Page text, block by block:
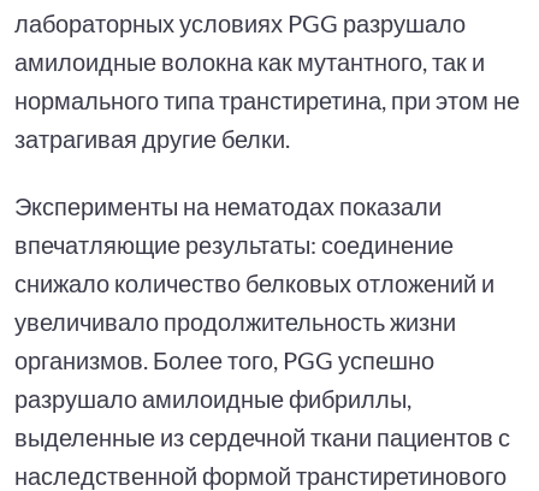
лабораторных условиях PGG разрушало
амилоидные волокна как мутантного, так и
нормального типа транстиретина, при этом не
затрагивая другие белки.
Эксперименты на нематодах показали
впечатляющие результаты: соединение
снижало количество белковых отложений и
увеличивало продолжительность жизни
организмов. Более того, PGG успешно
разрушало амилоидные фибриллы,
выделенные из сердечной ткани пациентов с
наследственной формой транстиретинового